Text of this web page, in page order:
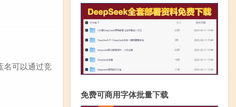
名可以通过竞
免费可商用字体批量下载